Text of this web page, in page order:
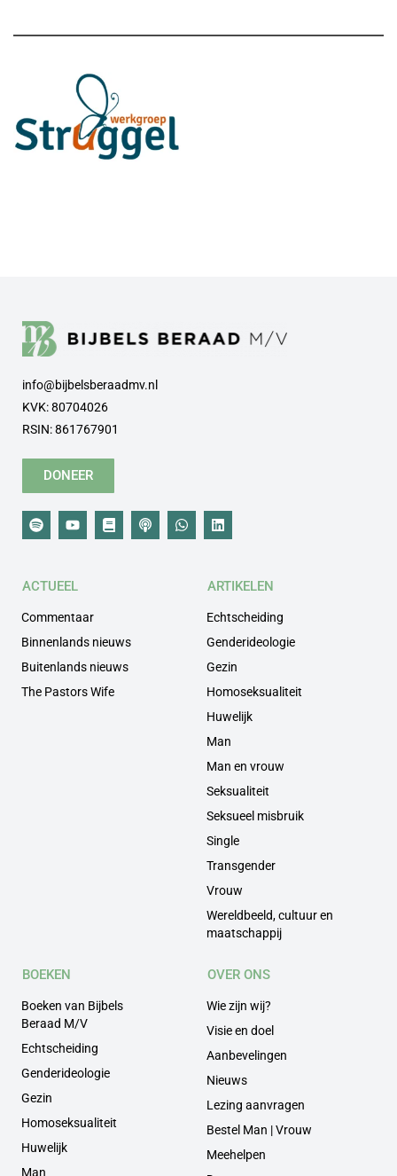
info@bijbelsberaadmv.nl
KVK: 80704026
RSIN: 861767901
DONEER
ACTUEEL
Commentaar
Binnenlands nieuws
Buitenlands nieuws
The Pastors Wife
ARTIKELEN
Echtscheiding
Genderideologie
Gezin
Homoseksualiteit
Huwelijk
Man
Man en vrouw
Seksualiteit
Seksueel misbruik
Single
Transgender
Vrouw
Wereldbeeld, cultuur en
maatschappij
BOEKEN
Boeken van Bijbels
Beraad M/V
Echtscheiding
Genderideologie
Gezin
Homoseksualiteit
Huwelijk
Man
OVER ONS
Wie zijn wij?
Visie en doel
Aanbevelingen
Nieuws
Lezing aanvragen
Bestel Man | Vrouw
Meehelpen